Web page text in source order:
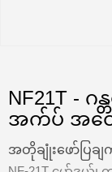
NF21T -
အက်ပ် အဝေ
အတိုချုံးဖော်ပြချ